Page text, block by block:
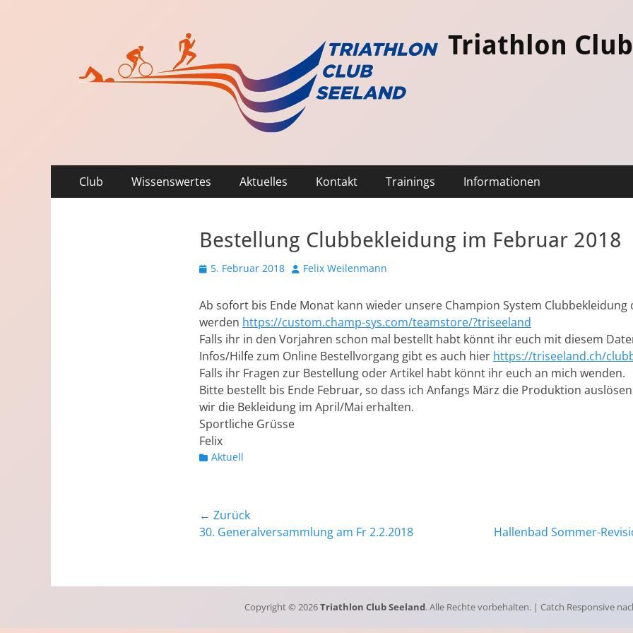
Triathlon
Primäres
Menü
Zum
Inhalt
Club Wissenswertes Aktuelles Kontakt Trainings Informationen
Bestellung Clubbekleidung im Februar 2018
Veröffentlicht
5. Februar 2018 AutorFelix Weilenmann
Ab sofort bis Ende Monat kann wieder unsere Champion System
werden https://custom.champ-sys.com/teamstore/?triseeland
Falls ihr in den Vorjahren schon mal bestellt habt könnt ihr euch mit diesem
Infos/Hilfe zum Online Bestellvorgang gibt es auch hier https://triseeland.ch/
Falls ihr Fragen zur Bestellung oder Artikel habt könnt ihr euch an mich wenden.
Bitte bestellt bis Ende Februar, so dass ich Anfangs März die Produktion
wir die Bekleidung im April/Mai erhalten.
Sportliche Grüsse
Felix
Kategorien
Aktuell
Beitragsnavigation
← Zurück
Vorheriger
30. Generalversammlung am Fr 2.2.2018
Nächster
Hallenbad Sommer-
Copyright © 2026Triathlon Club Seeland. Alle Rechte vorbehalten. | Catch Responsive